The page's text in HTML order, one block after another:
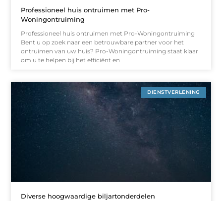
Professioneel huis ontruimen met Pro-
Woningontruiming
Professioneel huis ontruimen met Pro-Woningontruiming
Bent u op zoek naar een betrouwbare partner voor het
ontruimen van uw huis? Pro-Woningontruiming staat klaar
om u te helpen bij het efficiënt en
DIENSTVERLENING
Diverse hoogwaardige biljartonderdelen